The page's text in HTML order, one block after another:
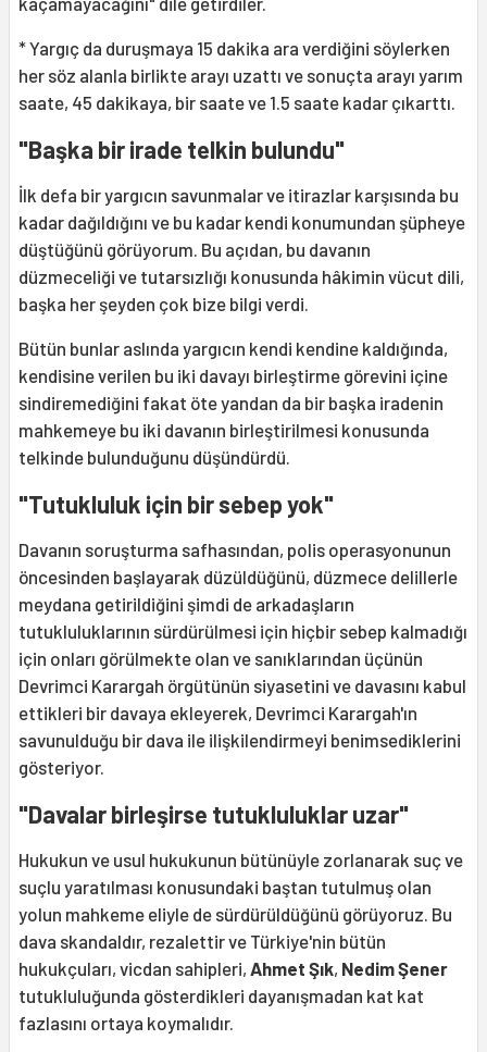
* Yargıç da duruşmaya 15 dakika ara verdiğini söylerken
her söz alanla birlikte arayı uzattı ve sonuçta arayı yarım
saate, 45 dakikaya, bir saate ve 1.5 saate kadar çıkarttı.
"Başka bir irade telkin bulundu"
İlk defa bir yargıcın savunmalar ve itirazlar karşısında bu
kadar dağıldığını ve bu kadar kendi konumundan şüpheye
düştüğünü görüyorum. Bu açıdan, bu davanın
düzmeceliği ve tutarsızlığı konusunda hâkimin vücut dili,
başka her şeyden çok bize bilgi verdi.
Bütün bunlar aslında yargıcın kendi kendine kaldığında,
kendisine verilen bu iki davayı birleştirme görevini içine
sindiremediğini fakat öte yandan da bir başka iradenin
mahkemeye bu iki davanın birleştirilmesi konusunda
telkinde bulunduğunu düşündürdü.
"Tutukluluk için bir sebep yok"
Davanın soruşturma safhasından, polis operasyonunun
öncesinden başlayarak düzüldüğünü, düzmece delillerle
meydana getirildiğini şimdi de arkadaşların
tutukluluklarının sürdürülmesi için hiçbir sebep kalmadığı
için onları görülmekte olan ve sanıklarından üçünün
Devrimci Karargah örgütünün siyasetini ve davasını kabul
ettikleri bir davaya ekleyerek, Devrimci Karargah'ın
savunulduğu bir dava ile ilişkilendirmeyi benimsediklerini
gösteriyor.
"Davalar birleşirse tutukluluklar uzar"
Hukukun ve usul hukukunun bütünüyle zorlanarak suç ve
suçlu yaratılması konusundaki baştan tutulmuş olan
yolun mahkeme eliyle de sürdürüldüğünü görüyoruz. Bu
dava skandaldır, rezalettir ve Türkiye'nin bütün
hukukçuları, vicdan sahipleri, Ahmet Şık, Nedim Şener
tutukluluğunda gösterdikleri dayanışmadan kat kat
fazlasını ortaya koymalıdır.